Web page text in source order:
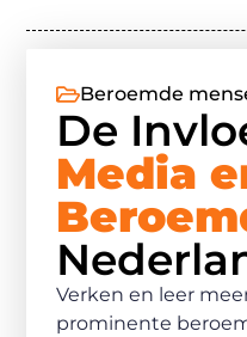
Beroemde
De
Media
Verken en leer
prominente